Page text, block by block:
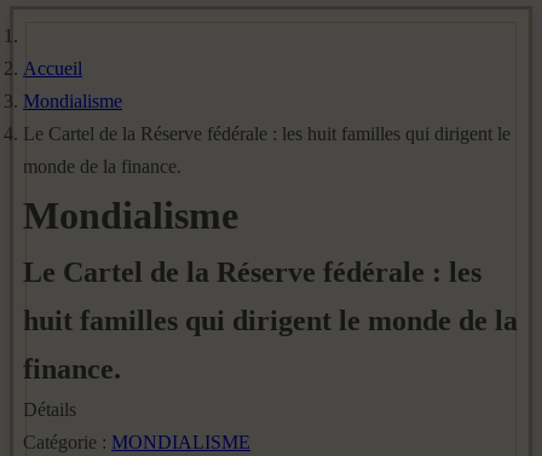
Accueil
Mondialisme
Le Cartel de la Réserve fédérale : les huit familles qui dirigent le
monde de la finance.
Mondialisme
Le Cartel de la Réserve fédérale : les
huit familles qui dirigent le monde de la
finance.
Détails
Catégorie : MONDIALISME